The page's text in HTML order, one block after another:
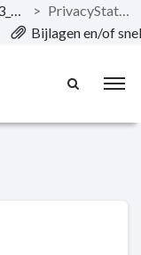
Meerjarenplanaanpassing_13_2020-2025 >
PrivacyStatement
Bijlagen en/of